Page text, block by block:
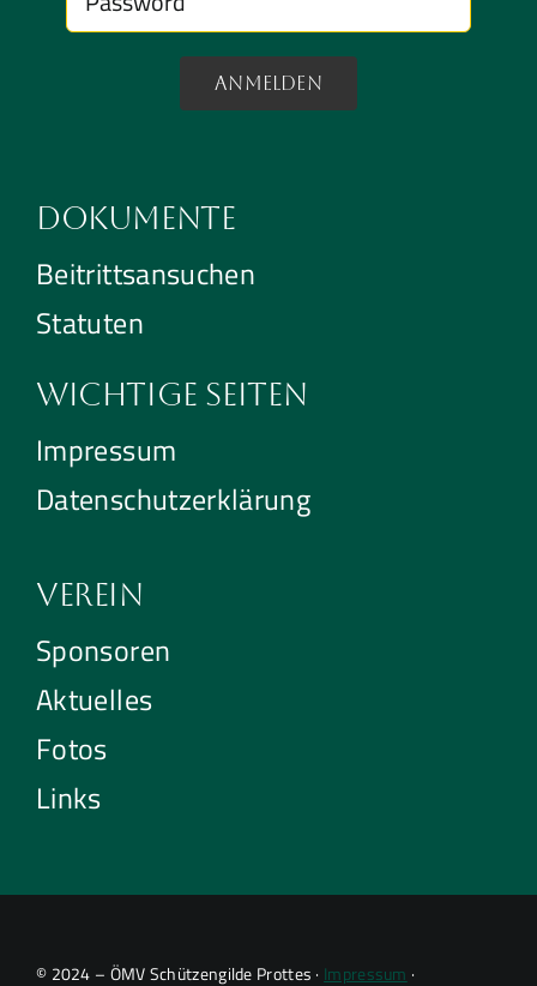
Anmelden
Dokumente
Beitrittsansuchen
Statuten
Wichtige Seiten
Impressum
Datenschutzerklärung
Verein
Sponsoren
Aktuelles
Fotos
Links
© 2024 – ÖMV Schützengilde Prottes · Impressum ·